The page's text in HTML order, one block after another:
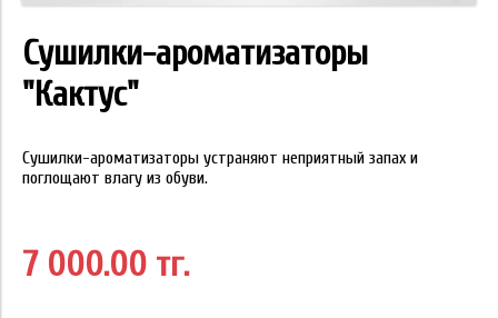
Сушилки-ароматизаторы
"Кактус"
Сушилки-ароматизаторы устраняют неприятный запах и
поглощают влагу из обуви.
7 000.00 тг.